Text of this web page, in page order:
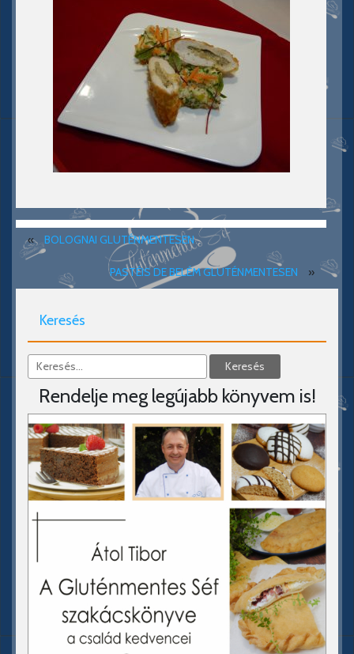
« BOLOGNAI GLUTÉNMENTESEN
PASTÉIS DE BELÉM GLUTÉNMENTESEN »
Keresés
Rendelje meg legújabb könyvem is!